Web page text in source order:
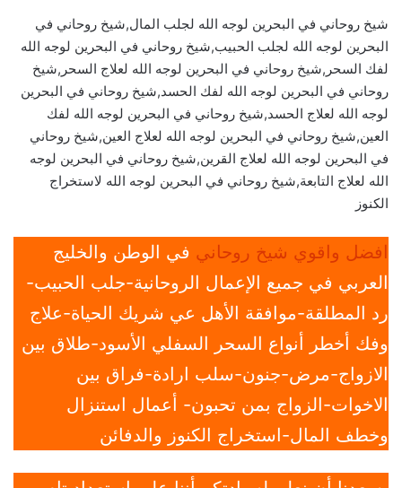
شيخ روحاني في البحرين لوجه الله لجلب المال,شيخ روحاني في
البحرين لوجه الله لجلب الحبيب,شيخ روحاني في البحرين لوجه الله
لفك السحر,شيخ روحاني في البحرين لوجه الله لعلاج السحر,شيخ
روحاني في البحرين لوجه الله لفك الحسد,شيخ روحاني في البحرين
لوجه الله لعلاج الحسد,شيخ روحاني في البحرين لوجه الله لفك
العين,شيخ روحاني في البحرين لوجه الله لعلاج العين,شيخ روحاني
في البحرين لوجه الله لعلاج القرين,شيخ روحاني في البحرين لوجه
الله لعلاج التابعة,شيخ روحاني في البحرين لوجه الله لاستخراج
الكنوز
افضل واقوي شيخ روحاني في الوطن والخليج
العربي في جميع الإعمال الروحانية-جلب الحبيب-
رد المطلقة-موافقة الأهل عي شريك الحياة-علاج
وفك أخطر أنواع السحر السفلي الأسود-طلاق بين
الازواج-مرض-جنون-سلب ارادة-فراق بين
الاخوات-الزواج بمن تحبون- أعمال استنزال
وخطف المال-استخراج الكنوز والدفائن